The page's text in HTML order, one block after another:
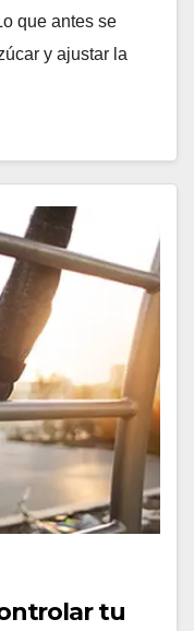
que antes se
y ajustar la
tu